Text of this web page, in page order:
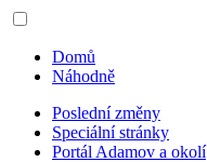
Domů
Náhodně
Poslední změny
Speciální stránky
Portál Adamov a okolí